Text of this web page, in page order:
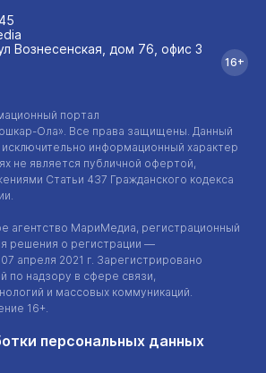
портал
Ола». Все права защищены. Данный
исключительно информационный характер
не является публичной офертой,
Статьи 437 Гражданского кодекса
агентство МариМедиа, регистрационный
решения о регистрации —
апреля 2021 г. Зарегистрировано
по надзору в сфере связи,
и массовых коммуникаций.
16+.
персональных данных
Вознесенская, дом 76, офис 3
16+